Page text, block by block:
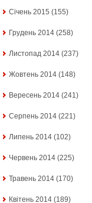
Січень 2015 (155)
Грудень 2014 (258)
Листопад 2014 (237)
Жовтень 2014 (148)
Вересень 2014 (241)
Серпень 2014 (221)
Липень 2014 (102)
Червень 2014 (225)
Травень 2014 (170)
Квітень 2014 (189)